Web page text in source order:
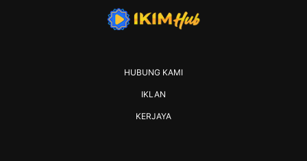
HUBUNG KAMI
IKLAN
KERJAYA